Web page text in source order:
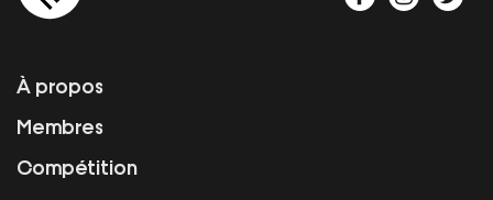
À propos
Membres
Compétition